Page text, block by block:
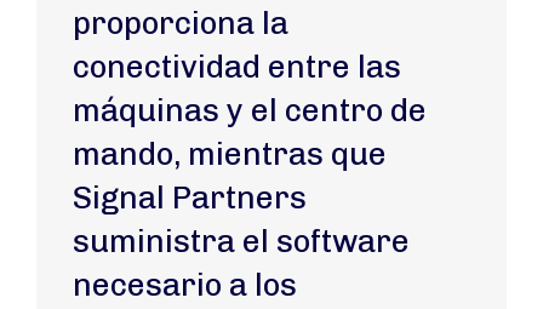
proporciona la
conectividad entre las
máquinas y el centro de
mando, mientras que
Signal Partners
suministra el software
necesario a los